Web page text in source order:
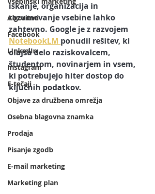
Algoritmi
Facebook
LInkedIn
Instagram
E-tečaji
Objave za družbena omrežja
Osebna blagovna znamka
Prodaja
Pisanje zgodb
E-mail marketing
Marketing plan
iskanje, organizacija in
razumevanje vsebine lahko
zahtevno. Google je z razvojem
NotebookLM ponudil rešitev, ki
olajša delo raziskovalcem,
študentom, novinarjem in vsem,
ki potrebujejo hiter dostop do
ključnih podatkov.